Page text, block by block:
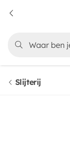
Slijterij